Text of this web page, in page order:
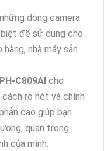
dòng camera
để sử dụng cho
nhà máy sản
C809AI cho
rõ nét và chính
cao giúp bạn
quan trọng
của mình.